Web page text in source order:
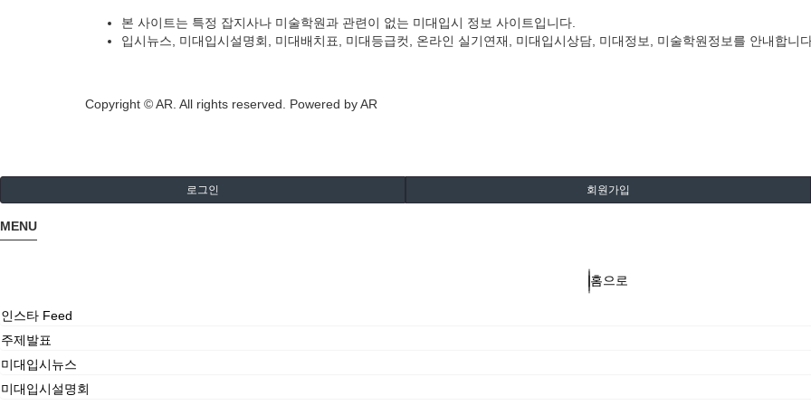
본 사이트는 특정 잡지사나 미술학원과 관련이 없는 미대입시 정보 사이트입니다.
입시뉴스, 미대입시설명회, 미대배치표, 미대등급컷, 온라인 실기연재, 미대입시상담, 미대정보, 미술학원정보를 안내합니
Copyright © AR. All rights reserved. Powered by AR
로그인 회원가입
MENU
홈으로
인스타 Feed
주제발표
미대입시뉴스
미대입시설명회